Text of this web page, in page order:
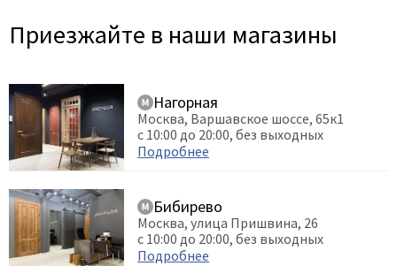
Приезжайте в наши магазины
Нагорная
Москва, Варшавское шоссе, 65к1
с 10:00 до 20:00, без выходных
Подробнее
Бибирево
Москва, улица Пришвина, 26
с 10:00 до 20:00, без выходных
Подробнее